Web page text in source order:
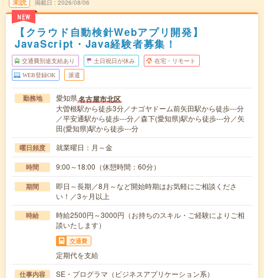
NEW
掲載日 2026/08/06
【クラウド自動検針Webアプリ開発】
JavaScript・Java経験者募集！
交通費別途支給あり 土日祝日が休み 在宅・リモート
WEB登録OK 派遣
勤務地 愛知県名古屋市北区
大曽根駅から徒歩3分／ナゴヤドーム前矢田駅から徒歩---分
／平安通駅から徒歩---分／森下(愛知県)駅から徒歩---分／矢
田(愛知県)駅から徒歩---分
曜日頻度 就業曜日：月～金
時間 9:00～18:00（休憩時間：60分）
期間
即日～長期／8月～など開始時期はお気軽にご相談くださ
い！／3ヶ月以上
時給
時給2500円～3000円（お持ちのスキル・ご経験によりご相
談いたします）
交通費
定期代を支給
仕事内容
SE・プログラマ（ビジネスアプリケーション系）